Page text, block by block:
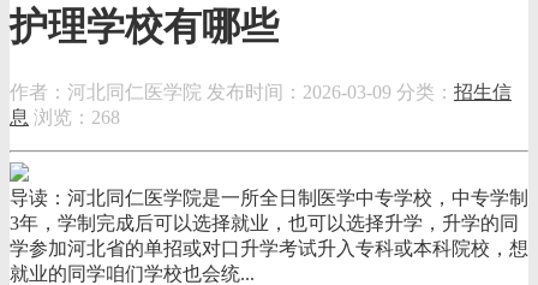
护理学校有哪些
作者：河北同仁医学院 发布时间：2026-03-09 分类： 招生信
息 浏览：268
导读：河北同仁医学院是一所全日制医学中专学校，中专学制
3年，学制完成后可以选择就业，也可以选择升学，升学的同
学参加河北省的单招或对口升学考试升入专科或本科院校，想
就业的同学咱们学校也会统...